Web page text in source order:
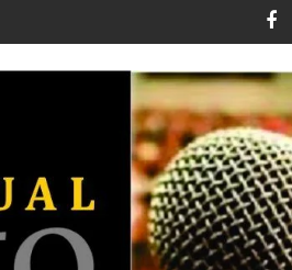
SU 50 ANIVERSARIO Y DESPIDE